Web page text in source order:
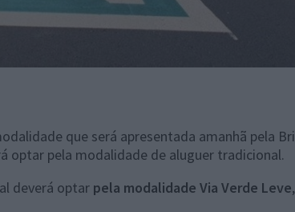
que será apresentada amanhã pela
optar pela modalidade de aluguer tradicional.
deverá optar pela modalidade Via Verde Leve